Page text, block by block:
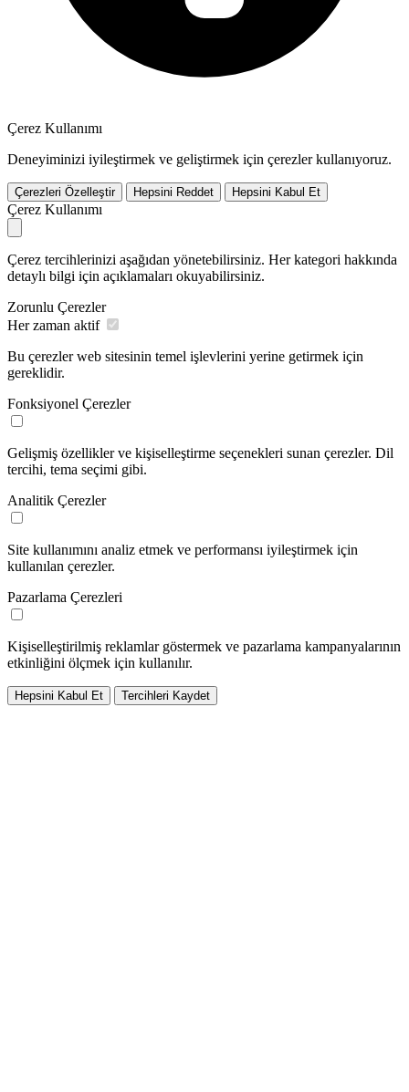
Çerez Kullanımı
Deneyiminizi iyileştirmek ve geliştirmek için çerezler kullanıyoruz.
Çerezleri Özelleştir Hepsini Reddet Hepsini Kabul Et
Çerez Kullanımı
Çerez tercihlerinizi aşağıdan yönetebilirsiniz. Her kategori hakkında
detaylı bilgi için açıklamaları okuyabilirsiniz.
Zorunlu Çerezler
Her zaman aktif
Bu çerezler web sitesinin temel işlevlerini yerine getirmek için
gereklidir.
Fonksiyonel Çerezler
Gelişmiş özellikler ve kişiselleştirme seçenekleri sunan çerezler. Dil
tercihi, tema seçimi gibi.
Analitik Çerezler
Site kullanımını analiz etmek ve performansı iyileştirmek için
kullanılan çerezler.
Pazarlama Çerezleri
Kişiselleştirilmiş reklamlar göstermek ve pazarlama kampanyalarının
etkinliğini ölçmek için kullanılır.
Hepsini Kabul Et Tercihleri Kaydet